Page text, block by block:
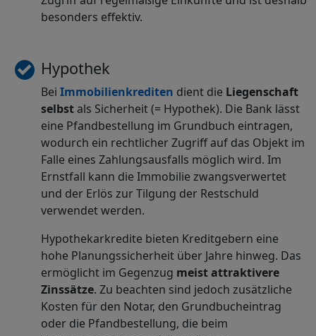
besonders effektiv.
Hypothek
Bei Immobilienkrediten dient die Liegenschaft
selbstals Sicherheit (= Hypothek). Die Bank lässt
eine Pfandbestellung im Grundbuch eintragen,
wodurch ein rechtlicher Zugriff auf das Objekt im
Falle eines Zahlungsausfalls möglich wird. Im
Ernstfall kann die Immobilie zwangsverwertet
und der Erlös zur Tilgung der Restschuld
verwendet werden.
Hypothekarkredite bieten Kreditgebern eine
hohe Planungssicherheit über Jahre hinweg. Das
ermöglicht im Gegenzug meist attraktivere
Zinssätze. Zu beachten sind jedoch zusätzliche
Kosten für den Notar, den Grundbucheintrag
oder die Pfandbestellung, die beim